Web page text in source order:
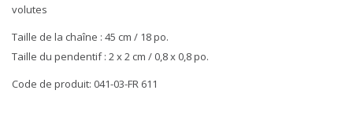
volutes
Taille de la chaîne : 45 cm / 18 po.
Taille du pendentif : 2 x 2 cm / 0,8 x 0,8 po.
Code de produit: 041-03-FR 611